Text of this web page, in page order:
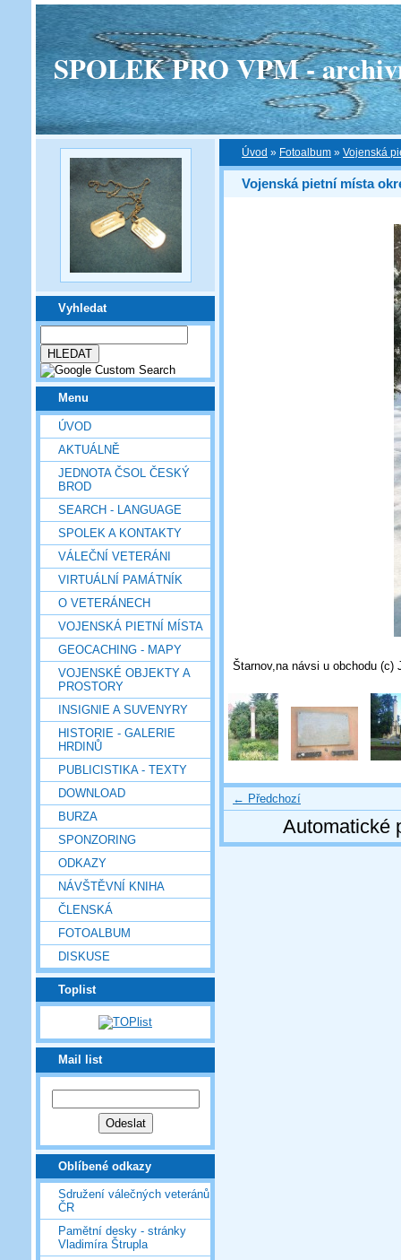
SPOLEK PRO VPM -
Vyhledat
Menu
ÚVOD
AKTUÁLNĚ
JEDNOTA ČSOL ČESKÝ
BROD
SEARCH - LANGUAGE
SPOLEK A KONTAKTY
VÁLEČNÍ VETERÁNI
VIRTUÁLNÍ PAMÁTNÍK
O VETERÁNECH
VOJENSKÁ PIETNÍ MÍSTA
GEOCACHING - MAPY
VOJENSKÉ OBJEKTY A
PROSTORY
INSIGNIE A SUVENYRY
HISTORIE - GALERIE
HRDINŮ
PUBLICISTIKA - TEXTY
DOWNLOAD
BURZA
SPONZORING
ODKAZY
NÁVŠTĚVNÍ KNIHA
ČLENSKÁ
FOTOALBUM
DISKUSE
Toplist
Mail list
Oblíbené odkazy
Sdružení válečných veteránů
ČR
Pamětní desky - stránky
Vladimíra Štrupla
Úvod » Fotoalbum » Vojenská
Vojenská pietní místa
Štarnov,na návsi u obchodu (c)
← Předchozí
Automatické